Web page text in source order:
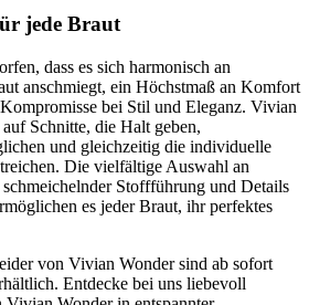
jede Braut
dass es sich harmonisch an
anschmiegt, ein Höchstmaß an Komfort
bei Stil und Eleganz. Vivian
Schnitte, die Halt geben,
und gleichzeitig die individuelle
Die vielfältige Auswahl an
Stoffführung und Details
es jeder Braut, ihr perfektes
von Vivian Wonder sind ab sofort
Entdecke bei uns liebevoll